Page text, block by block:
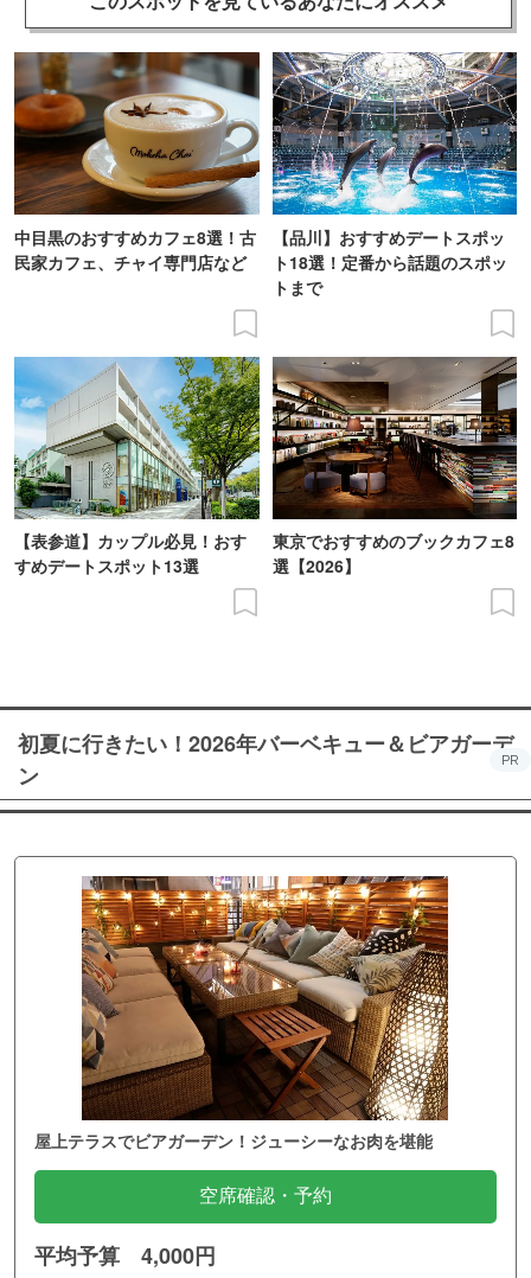
中目黒のおすすめカフェ8選！古
民家カフェ、チャイ専門店など
【品川】おすすめデートスポッ
ト18選！定番から話題のスポッ
トまで
【表参道】カップル必見！おす
すめデートスポット13選
東京でおすすめのブックカフェ8
選【2026】
初夏に行きたい！2026年バーベキュー＆ビアガーデ
ン
PR
屋上テラスでビアガーデン！ジューシーなお肉を堪能
空席確認・予約
平均予算 4,000円